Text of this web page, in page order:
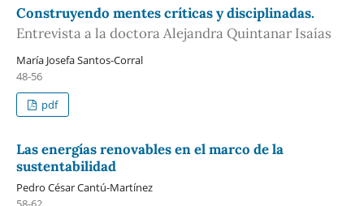
Construyendo mentes críticas y disciplinadas.
Entrevista a la doctora Alejandra Quintanar Isaías
María Josefa Santos-Corral
48-56
pdf
Las energías renovables en el marco de la
sustentabilidad
Pedro César Cantú-Martínez